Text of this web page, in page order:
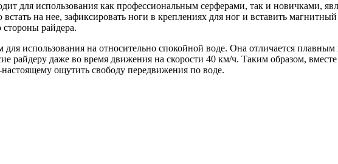
для использования как профессиональным серферами, так и новичками,
встать на нее, зафиксировать ноги в креплениях для ног и вставить
райдера.
использования на относительно спокойной воде. Она отличается
райдеру даже во время движения на скорости 40 км/ч. Таким образом,
ощутить свободу передвижения по воде.